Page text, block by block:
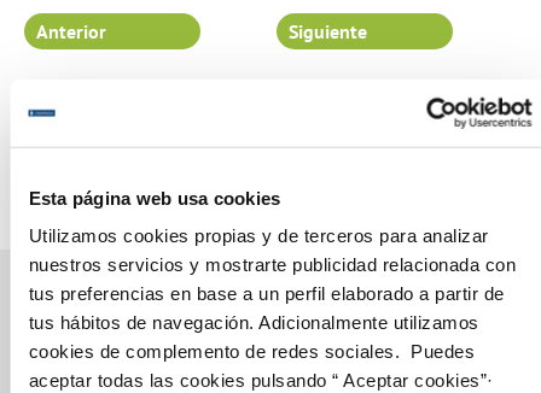
Esta página web usa cookies
Utilizamos cookies propias y de terceros para analizar
nuestros servicios y mostrarte publicidad relacionada con
tus preferencias en base a un perfil elaborado a partir de
tus hábitos de navegación. Adicionalmente utilizamos
cookies de complemento de redes sociales. Puedes
aceptar todas las cookies pulsando “ Aceptar cookies”·
Página 75 de 102
Anterior Siguiente
Gestiones Online